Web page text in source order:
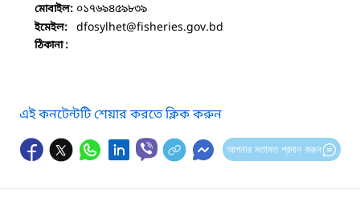
মোবাইল: ০১৭৬৯৪৫৯৮৩৯
ইমেইল: dfosylhet@fisheries.gov.bd
ঠিকানা :
এই কনটেন্টটি শেয়ার করতে ক্লিক করুন
আপনার মতামত প্রদান করুন